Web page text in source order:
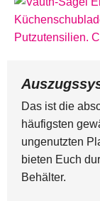
Das ist die
häufigsten
ungenutzten
bieten Euch
Behälter.